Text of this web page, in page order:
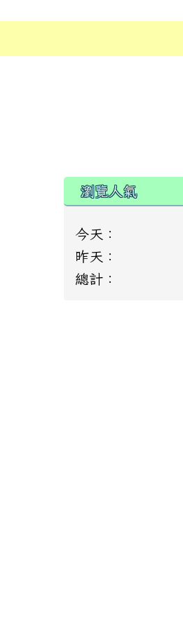
瀏覽人氣
今天：
昨天：
總計：